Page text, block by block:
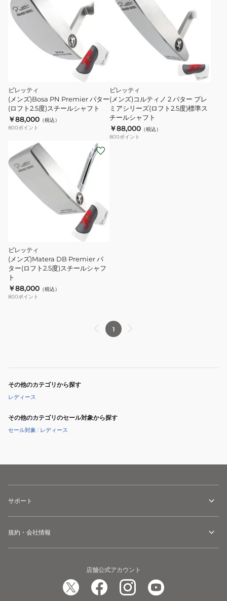
ピレッティ
(メンズ)Bosa PN Premier パター
(ロフト2.5度)スチールシャフト
￥88,000 （税込）
800ポイント
ピレッティ
(メンズ)コルティノ 2 パター プレ
ミアシリーズ(ロフト2.5度)標準ス
チールシャフト
￥88,000 （税込）
800ポイント
ピレッティ
(メンズ)Matera DB Premier パ
ター(ロフト2.5度)スチールシャフ
ト
￥88,000 （税込）
800ポイント
1
その他のカテゴリから探す
レディース
その他のカテゴリのセール対象から探す
セール対象 / レディース
サポート
規約・会社情報
店舗公式アカウント